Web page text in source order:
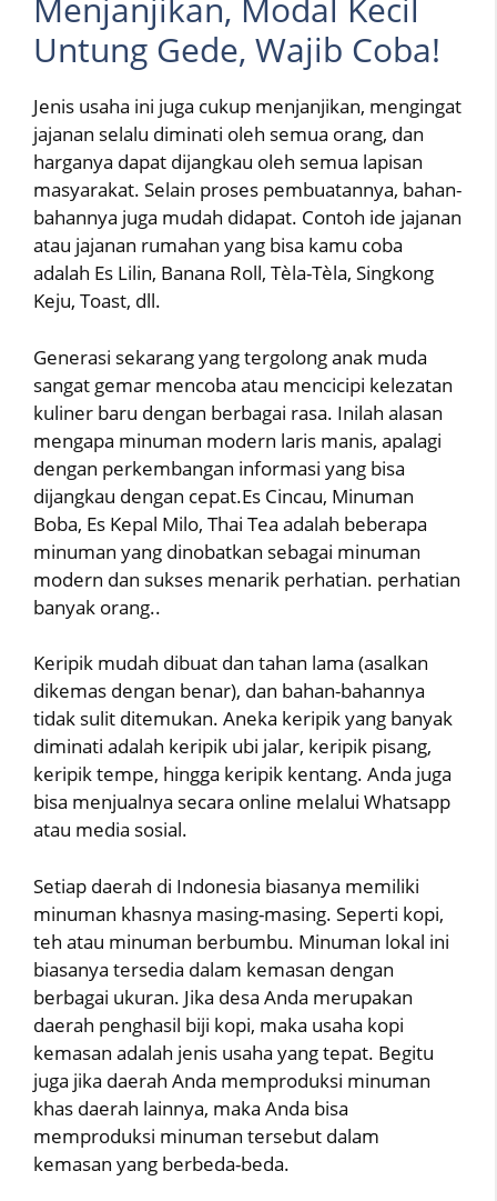
Menjanjikan, Modal Kecil
Untung Gede, Wajib Coba!
Jenis usaha ini juga cukup menjanjikan, mengingat
jajanan selalu diminati oleh semua orang, dan
harganya dapat dijangkau oleh semua lapisan
masyarakat. Selain proses pembuatannya, bahan-
bahannya juga mudah didapat. Contoh ide jajanan
atau jajanan rumahan yang bisa kamu coba
adalah Es Lilin, Banana Roll, Tèla-Tèla, Singkong
Keju, Toast, dll.
Generasi sekarang yang tergolong anak muda
sangat gemar mencoba atau mencicipi kelezatan
kuliner baru dengan berbagai rasa. Inilah alasan
mengapa minuman modern laris manis, apalagi
dengan perkembangan informasi yang bisa
dijangkau dengan cepat.Es Cincau, Minuman
Boba, Es Kepal Milo, Thai Tea adalah beberapa
minuman yang dinobatkan sebagai minuman
modern dan sukses menarik perhatian. perhatian
banyak orang..
Keripik mudah dibuat dan tahan lama (asalkan
dikemas dengan benar), dan bahan-bahannya
tidak sulit ditemukan. Aneka keripik yang banyak
diminati adalah keripik ubi jalar, keripik pisang,
keripik tempe, hingga keripik kentang. Anda juga
bisa menjualnya secara online melalui Whatsapp
atau media sosial.
Setiap daerah di Indonesia biasanya memiliki
minuman khasnya masing-masing. Seperti kopi,
teh atau minuman berbumbu. Minuman lokal ini
biasanya tersedia dalam kemasan dengan
berbagai ukuran. Jika desa Anda merupakan
daerah penghasil biji kopi, maka usaha kopi
kemasan adalah jenis usaha yang tepat. Begitu
juga jika daerah Anda memproduksi minuman
khas daerah lainnya, maka Anda bisa
memproduksi minuman tersebut dalam
kemasan yang berbeda-beda.